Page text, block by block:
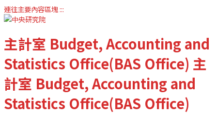
連往主要內容區塊:::
主計室 Budget, Accounting and
Statistics Office(BAS Office) 主
計室 Budget, Accounting and
Statistics Office(BAS Office)